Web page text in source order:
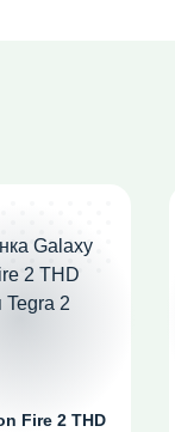
Fire 2 THD